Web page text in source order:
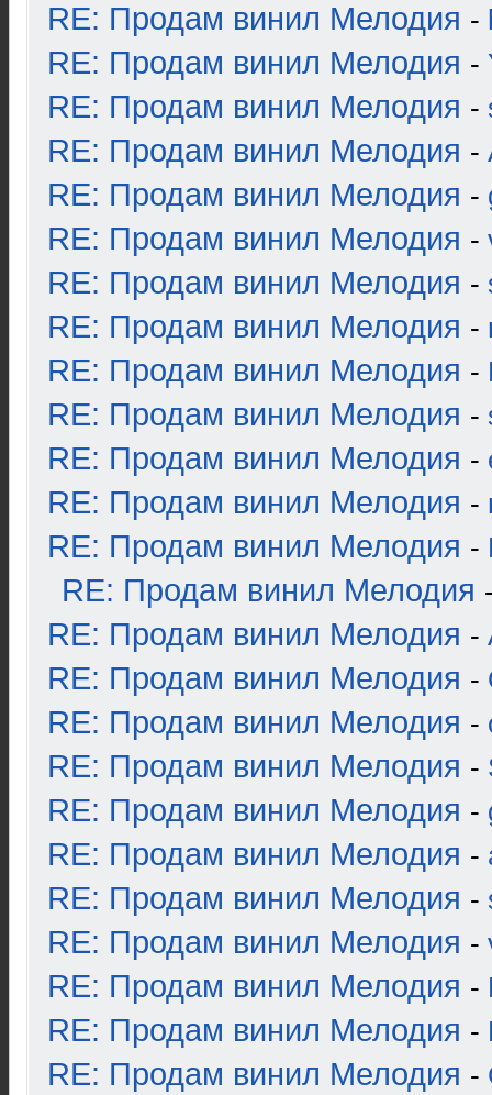
RE: Продам винил Мелодия -
RE: Продам винил Мелодия -
RE: Продам винил Мелодия -
RE: Продам винил Мелодия -
RE: Продам винил Мелодия -
RE: Продам винил Мелодия -
RE: Продам винил Мелодия -
RE: Продам винил Мелодия -
RE: Продам винил Мелодия -
RE: Продам винил Мелодия -
RE: Продам винил Мелодия -
RE: Продам винил Мелодия -
RE: Продам винил Мелодия -
RE: Продам винил Мелодия
RE: Продам винил Мелодия -
RE: Продам винил Мелодия -
RE: Продам винил Мелодия -
RE: Продам винил Мелодия -
RE: Продам винил Мелодия -
RE: Продам винил Мелодия -
RE: Продам винил Мелодия -
RE: Продам винил Мелодия -
RE: Продам винил Мелодия -
RE: Продам винил Мелодия -
RE: Продам винил Мелодия -